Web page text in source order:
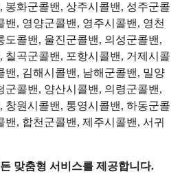
봉화군콜밴, 상주시콜밴, 성주군콜
밴, 영양군콜밴, 영주시콜밴, 영천
도콜밴, 울진군콜밴, 의성군콜밴,
칠곡군콜밴, 포항시콜밴, 거제시콜
밴, 김해시콜밴, 남해군콜밴, 밀양
군콜밴, 양산시콜밴, 의령군콜밴,
창원시콜밴, 통영시콜밴, 하동군콜
, 합천군콜밴, 제주시콜밴, 서귀
맞춤형 서비스를 제공합니다.